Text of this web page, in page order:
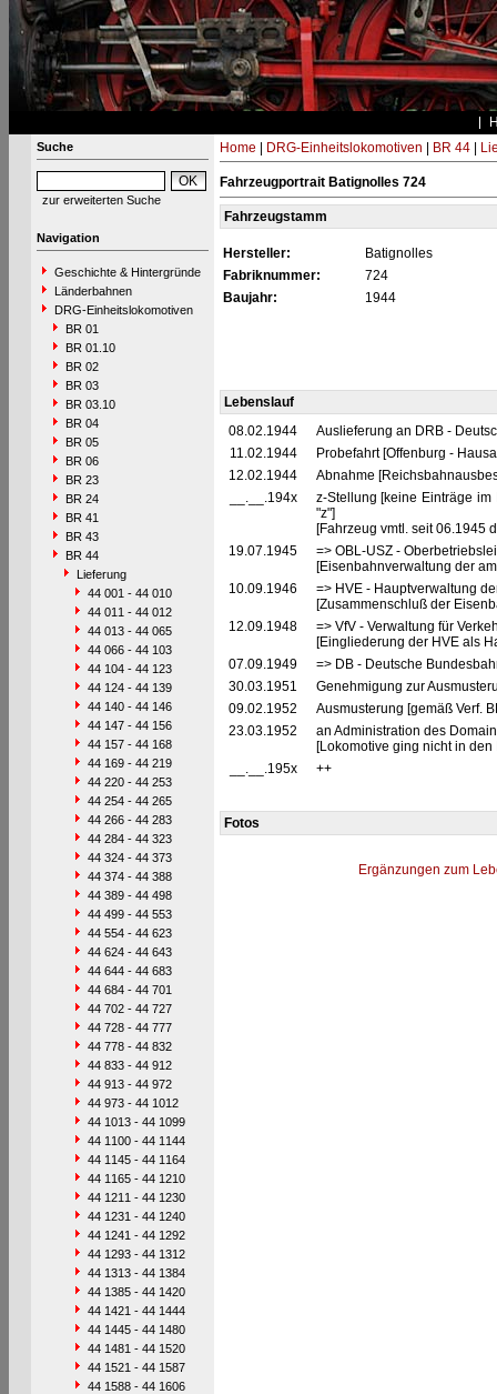
Suche
zur erweiterten Suche
Navigation
Geschichte & Hintergründe
Länderbahnen
DRG-Einheitslokomotiven
BR 01
BR 01.10
BR 02
BR 03
BR 03.10
BR 04
BR 05
BR 06
BR 23
BR 24
BR 41
BR 43
BR 44
Lieferung
44 001 - 44 010
44 011 - 44 012
44 013 - 44 065
44 066 - 44 103
44 104 - 44 123
44 124 - 44 139
44 140 - 44 146
44 147 - 44 156
44 157 - 44 168
44 169 - 44 219
44 220 - 44 253
44 254 - 44 265
44 266 - 44 283
44 284 - 44 323
44 324 - 44 373
44 374 - 44 388
44 389 - 44 498
44 499 - 44 553
44 554 - 44 623
44 624 - 44 643
44 644 - 44 683
44 684 - 44 701
44 702 - 44 727
44 728 - 44 777
44 778 - 44 832
44 833 - 44 912
44 913 - 44 972
44 973 - 44 1012
44 1013 - 44 1099
44 1100 - 44 1144
44 1145 - 44 1164
44 1165 - 44 1210
44 1211 - 44 1230
44 1231 - 44 1240
44 1241 - 44 1292
44 1293 - 44 1312
44 1313 - 44 1384
44 1385 - 44 1420
44 1421 - 44 1444
44 1445 - 44 1480
44 1481 - 44 1520
44 1521 - 44 1587
44 1588 - 44 1606
Home DRG-Einheitslokomotiven BR 44|
Fahrzeugportrait Batignolles 724
Fahrzeugstamm
Hersteller:
Batignolles
Fabriknummer:
724
Baujahr:
1944
Lebenslauf
08.02.1944
Auslieferung an DRB -
11.02.1944
Probefahrt [Offenburg -
12.02.1944
Abnahme
__.__.194x
z-Stellung [keine Einträge
"z"]
[Fahrzeug vmtl. seit 06.1945
19.07.1945
=> OBL-USZ -
[Eisenbahnverwaltung der
10.09.1946
=> HVE - Hauptverwaltung
[Zusammenschluß der
12.09.1948
=> VfV - Verwaltung für
[Eingliederung der HVE als
07.09.1949
=> DB - Deutsche
30.03.1951
Genehmigung zur
09.02.1952
Ausmusterung [gemäß Verf.
23.03.1952
an Administration des
[Lokomotive ging nicht in
__.__.195x
++
Fotos
Ergänzungen zum